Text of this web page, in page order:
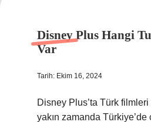
Disney Plus Hangi
Var
Tarih: Ekim 16, 2024
Disney Plus’ta Türk filmleri
yakın zamanda